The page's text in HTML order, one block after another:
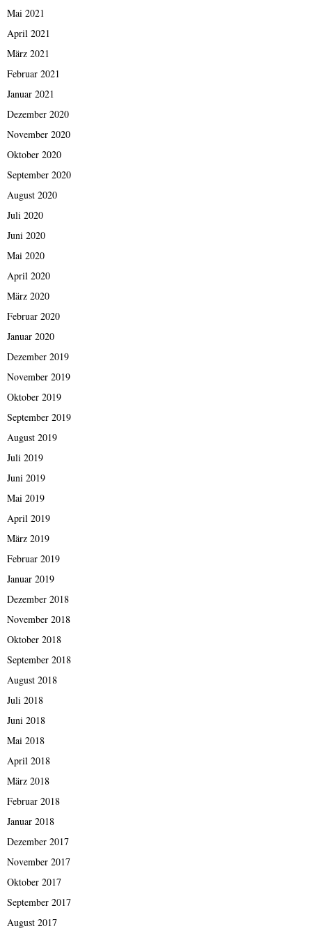
Mai 2021
April 2021
März 2021
Februar 2021
Januar 2021
Dezember 2020
November 2020
Oktober 2020
September 2020
August 2020
Juli 2020
Juni 2020
Mai 2020
April 2020
März 2020
Februar 2020
Januar 2020
Dezember 2019
November 2019
Oktober 2019
September 2019
August 2019
Juli 2019
Juni 2019
Mai 2019
April 2019
März 2019
Februar 2019
Januar 2019
Dezember 2018
November 2018
Oktober 2018
September 2018
August 2018
Juli 2018
Juni 2018
Mai 2018
April 2018
März 2018
Februar 2018
Januar 2018
Dezember 2017
November 2017
Oktober 2017
September 2017
August 2017